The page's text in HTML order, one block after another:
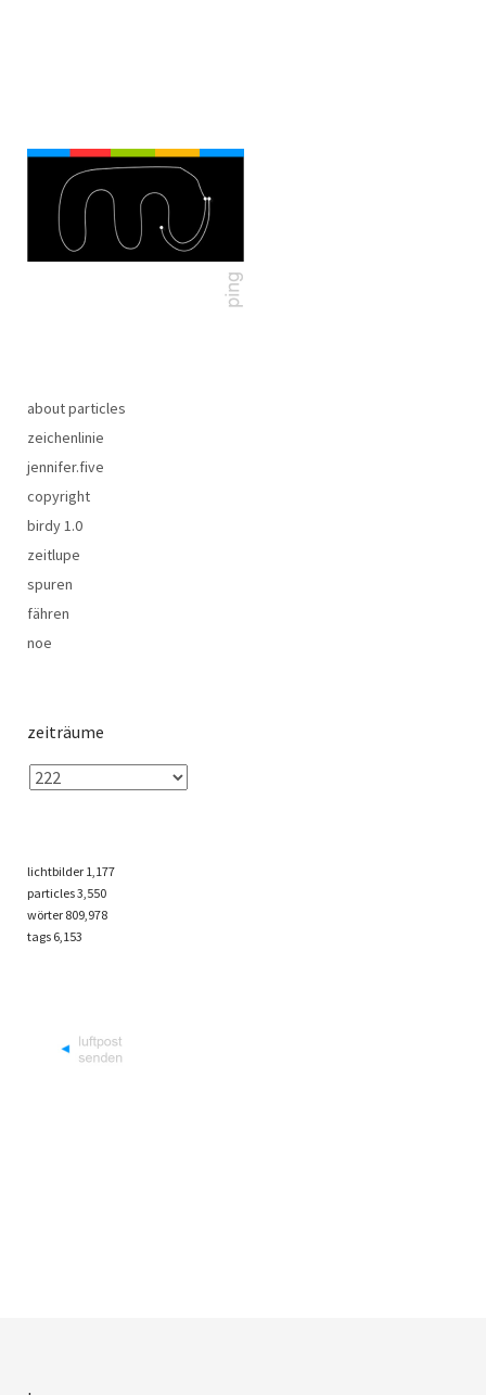
about particles
zeichenlinie
jennifer.five
copyright
birdy 1.0
zeitlupe
spuren
fähren
noe
zeiträume
lichtbilder 1,177
particles3,550
wörter 809,978
tags 6,153